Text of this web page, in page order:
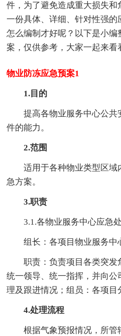
件，为了避免造成重大损失
一份具体、详细、针对性强
怎么编制才好呢？以下是小编
案，仅供参考，大家一起来看
物业防冻应急预案1
1.目的
提高各物业服务中心公
件的能力。
2.范围
适用于各种物业类型区
急方案。
3.职责
3.1.各物业服务中心应急
组长：各项目物业服务中
职责：负责项目各类突
统一领导、统一指挥，并向
理及跟进情况；组员：各项目
4.处理流程
根据气象预报情况，所管